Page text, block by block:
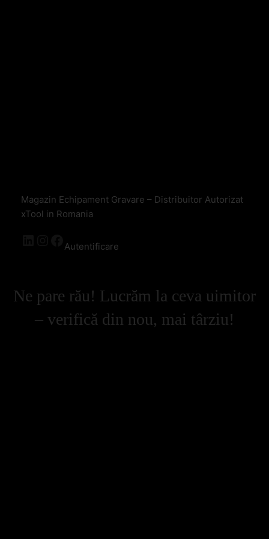
Magazin Echipament Gravare – Distribuitor Autorizat
xTool in Romania
Autentificare
Ne pare rău! Lucrăm la ceva uimitor
– verifică din nou, mai târziu!